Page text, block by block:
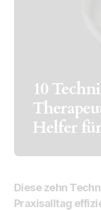
10
Helfer
Diese zehn
Praxisalltag